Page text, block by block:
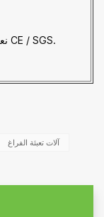
نعم ، لدينا بعض ، مثل CE / SGS.
آلات تعبئة الفراغ